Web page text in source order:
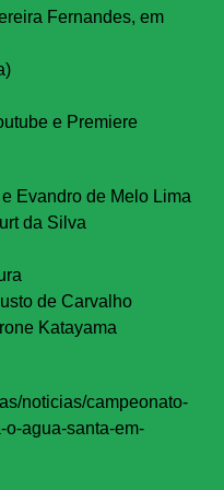
Fernandes, em
e Premiere
Evandro de Melo Lima
da Silva
de Carvalho
Katayama
noticias/campeonato-
agua-santa-em-